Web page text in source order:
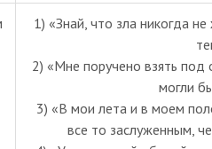
1) «Знай, что зла никогда
2) «Мне поручено взять под
могли
3) «В мои лета и в моем
все то заслуженным,